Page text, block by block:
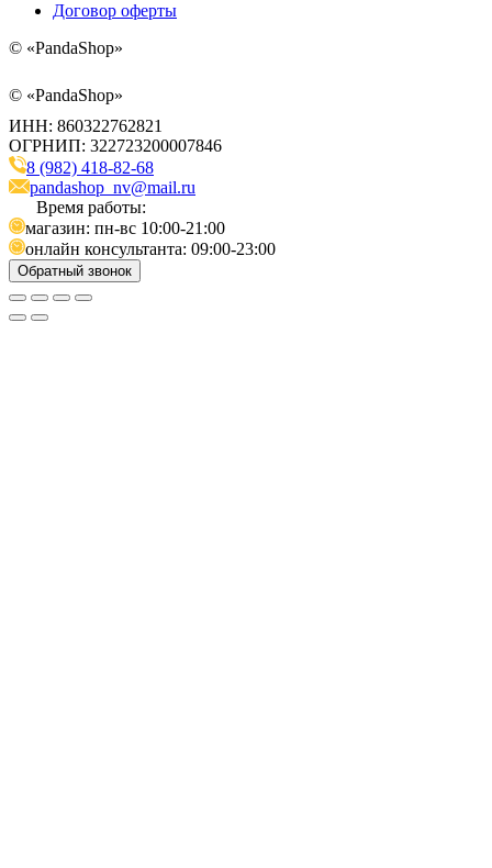
Договор оферты
© «PandaShop»
© «PandaShop»
ИНН: 860322762821
ОГРНИП: 322723200007846
8 (982) 418-82-68
pandashop_nv@mail.ru
Время работы:
магазин: пн-вс 10:00-21:00
онлайн консультанта: 09:00-23:00
Обратный звонок